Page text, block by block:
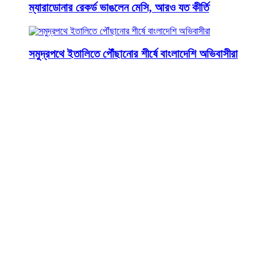
ম্যারাডোনার রেকর্ড ভাঙলেন মেসি, আরও যত কীর্তি
সমুদ্রপথে ইতালিতে পৌঁছানোর শীর্ষে বাংলাদেশি অভিবাসীরা